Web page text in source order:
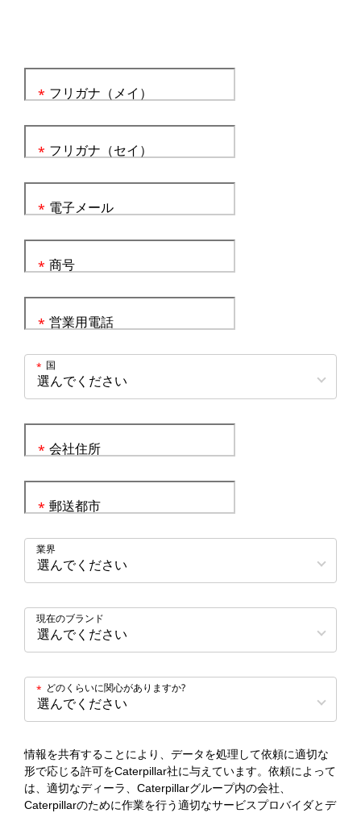
フリガナ（メイ）
*
フリガナ（セイ）
*
電子メール
*
商号
*
営業用電話
*
国
*
会社住所
*
郵送都市
*
業界
現在のブランド
どのくらいに関心がありますか?
*
情報を共有することにより、データを処理して依頼に適切な
形で応じる許可をCaterpillar社に与えています。依頼によって
は、適切なディーラ、Caterpillarグループ内の会社、
Caterpillarのために作業を行う適切なサービスプロバイダとデ